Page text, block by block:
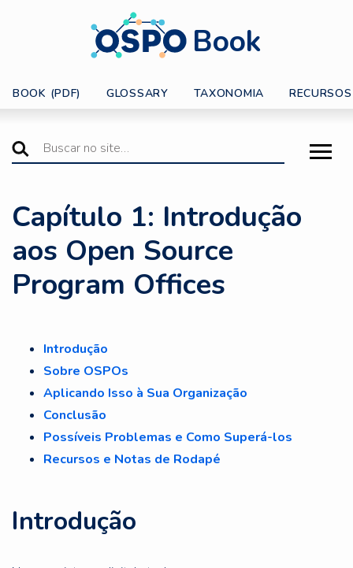
Book
BOOK (PDF) GLOSSARY TAXONOMIA RECURSOS
Capítulo 1: Introdução
aos Open Source
Program Offices
Introdução
Sobre OSPOs
Aplicando Isso à Sua Organização
Conclusão
Possíveis Problemas e Como Superá-los
Recursos e Notas de Rodapé
Introdução